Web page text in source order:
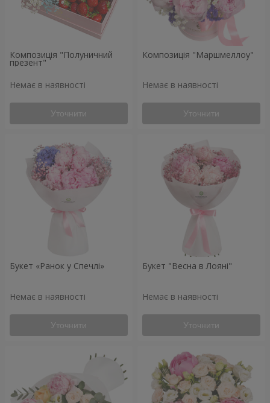
Композиція "Полуничний
презент"
Немає в наявності
Уточнити
Композиція "Маршмеллоу"
Немає в наявності
Уточнити
Букет «Ранок у Спечлі»
Немає в наявності
Уточнити
Букет "Весна в Лояні"
Немає в наявності
Уточнити